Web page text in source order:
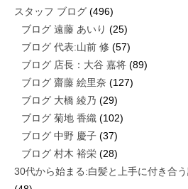
スタッフ ブログ (496)
ブログ 遠藤 あいり (25)
ブログ 代表:山前 修 (57)
ブログ 店長：大谷 嘉将 (89)
ブログ 齋藤 絵里奈 (127)
ブログ 大橋 綾乃 (29)
ブログ 菊地 香織 (102)
ブログ 中野 慶子 (37)
ブログ 村木 裕栄 (28)
30代から始まる:白髪と上手に付き合